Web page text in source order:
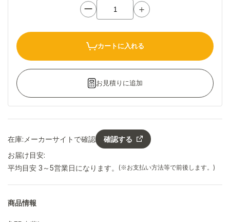
ー ＋
カートに入れる
お見積りに追加
在庫: メーカーサイトで確認
確認する
お届け目安:
平均目安 3～5営業日になります。
(※お支払い方法等で前後します。)
商品情報